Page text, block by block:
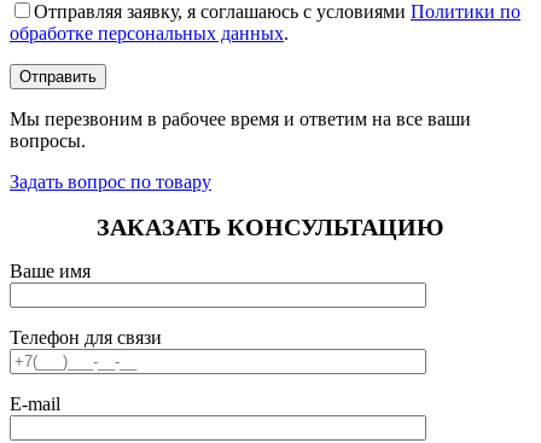
Отправляя заявку, я соглашаюсь с условиями Политики по
обработке персональных данных.
Мы перезвоним в рабочее время и ответим на все ваши
вопросы.
Задать вопрос по товару
ЗАКАЗАТЬ КОНСУЛЬТАЦИЮ
Ваше имя
Телефон для связи
E-mail